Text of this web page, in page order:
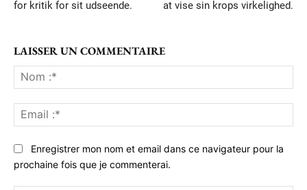
for kritik for sit udseende. at vise sin krops virkelighed.
LAISSER UN COMMENTAIRE
:*
:*
Enregistrer mon nom et email dans ce navigateur pour la
prochaine fois que je commenterai.